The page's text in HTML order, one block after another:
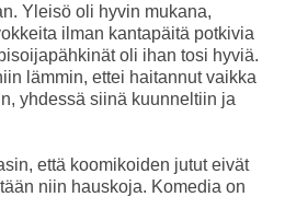
Yleisö oli hyvin mukana,
ilman kantapäitä potkivia
oli ihan tosi hyviä.
lämmin, ettei haitannut vaikka
yhdessä siinä kuunneltiin ja
että koomikoiden jutut eivät
niin hauskoja. Komedia on